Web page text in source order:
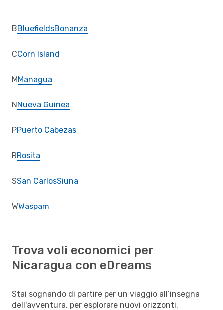
BBluefieldsBonanza
CCorn Island
MManagua
NNueva Guinea
PPuerto Cabezas
RRosita
SSan CarlosSiuna
WWaspam
Trova voli economici per
Nicaragua con eDreams
Stai sognando di partire per un viaggio all’insegna
dell'avventura, per esplorare nuovi orizzonti,